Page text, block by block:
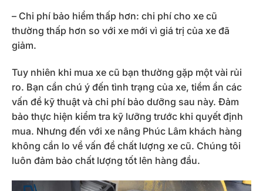
– Chi phí bảo hiểm thấp hơn: chi phí cho xe cũ
thường thấp hơn so với xe mới vì giá trị của xe đã
giảm.
Tuy nhiên khi mua xe cũ bạn thường gặp một vài rủi
ro. Bạn cần chú ý đến tình trạng của xe, tiềm ẩn các
vấn đề kỹ thuật và chi phí bảo dưỡng sau này. Đảm
bảo thực hiện kiểm tra kỹ lưỡng trước khi quyết định
mua. Nhưng đến với xe nâng Phúc Lâm khách hàng
không cần lo về vấn đề chất lượng xe cũ. Chúng tôi
luôn đảm bảo chất lượng tốt lên hàng đầu.